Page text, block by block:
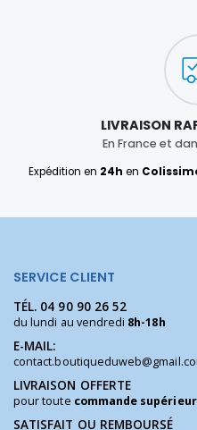
LIVRAISON
En France et
Expédition en 24h en
SERVICE CLIENT
TÉL. 04 90 90 26 52
du lundi au vendredi 8h-18h
E-MAIL:
LIVRAISON OFFERTE
pour toute commande
SATISFAIT OU REMBOURSÉ